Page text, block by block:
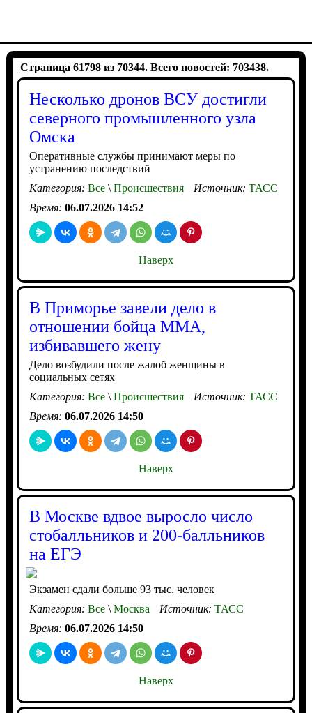
Страница 61798 из 70344. Всего новостей: 703438.
Несколько дронов ВСУ достигли
северного промышленного узла
Омска
Оперативные службы принимают меры по
устранению последствий
Категория: Все\Происшествия Источник: ТАСС
Время: 06.07.2026 14:52
Наверх
В Приморье завели дело в
отношении бойца ММА,
избивавшего жену
Дело возбудили после жалоб женщины в
социальных сетях
Категория: Все\Происшествия Источник: ТАСС
Время: 06.07.2026 14:50
Наверх
В Москве вдвое выросло число
стобалльников и 200-балльников
на ЕГЭ
Экзамен сдали больше 93 тыс. человек
Категория: Все\Москва Источник: ТАСС
Время: 06.07.2026 14:50
Наверх